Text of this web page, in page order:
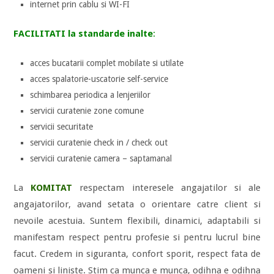
internet prin cablu si WI-FI
FACILITATI la standarde inalte:
acces bucatarii complet mobilate si utilate
acces spalatorie-uscatorie self-service
schimbarea periodica a lenjeriilor
servicii curatenie zone comune
servicii securitate
servicii curatenie check in / check out
servicii curatenie camera – saptamanal
La KOMITAT respectam interesele angajatilor si ale
angajatorilor, avand setata o orientare catre client si
nevoile acestuia. Suntem flexibili, dinamici, adaptabili si
manifestam respect pentru profesie si pentru lucrul bine
facut. Credem in siguranta, confort sporit, respect fata de
oameni si liniste. Stim ca munca e munca, odihna e odihna